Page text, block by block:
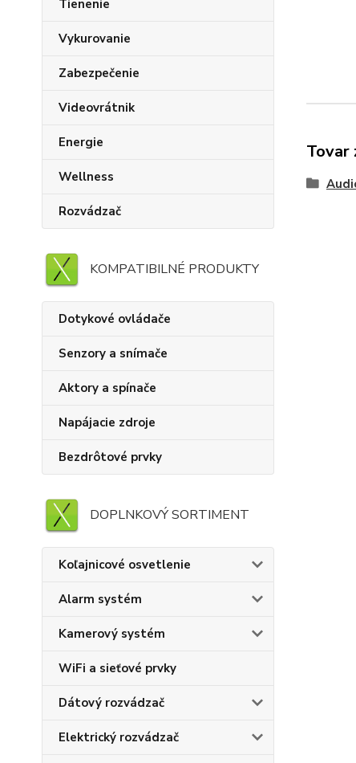
Tienenie
Vykurovanie
Zabezpečenie
Videovrátnik
Energie
Wellness
Rozvádzač
KOMPATIBILNÉ PRODUKTY
Dotykové ovládače
Senzory a snímače
Aktory a spínače
Napájacie zdroje
Bezdrôtové prvky
DOPLNKOVÝ SORTIMENT
Koľajnicové osvetlenie
Alarm systém
Kamerový systém
WiFi a sieťové prvky
Dátový rozvádzač
Elektrický rozvádzač
Tovar